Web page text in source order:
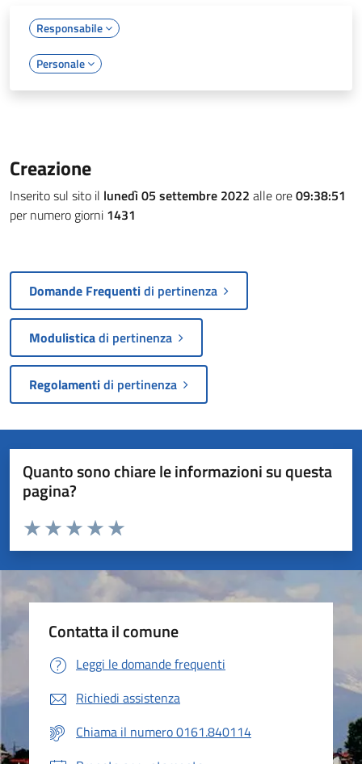
Responsabile
Personale
Creazione
Inserito sul sito il lunedì 05 settembre 2022 alle ore09:38:51
per numero giorni 1431
Domande Frequentidi pertinenza
Modulisticadi pertinenza
Regolamentidi pertinenza
Quanto sono chiare le informazioni su questa
pagina?
Valuta da 1 a 5 stelle la pagina
Valuta 5 stelle su 5
Valuta 4 stelle su 5
Valuta 3 stelle su 5
Valuta 2 stelle su 5
Valuta 1 stelle su 5
Contatta il comune
Leggi le domande frequenti
Richiedi assistenza
Chiama il numero 0161.840114